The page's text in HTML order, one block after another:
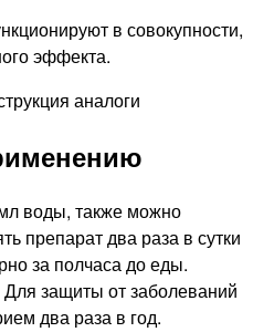
в совокупности,
эффекта.
воды, также можно
препарат два раза в сутки
за полчаса до еды.
защиты от заболеваний
два раза в год.